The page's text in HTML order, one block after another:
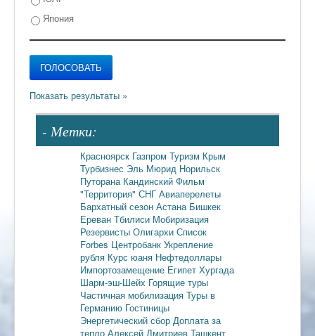
Япония
- Метки:
Красноярск Газпром Туризм Крым
Турбизнес Эль Мюрид Норильск
Путорана Кандинский Фильм
"Территория" СНГ Авиаперелеты
Бархатный сезон Астана Бишкек
Ереван Тбилиси Мобиризация
Резервисты Олигархи Список
Forbes Центробанк Укрепление
рубля Курс юаня Нефтедоллары
Импортозамещение Египет Хургада
Шарм-эш-Шейх Горящие туры
Частичная мобилизация Туры в
Германию Гостиницы
Энергетический сбор Доплата за
тепло Алексей Дмитриев Ташкент